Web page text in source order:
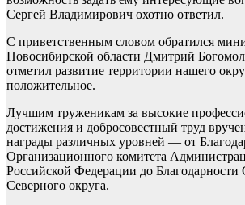
Сергей Владимирович охотно ответил.
С приветственным словом обратился
Новосибирской области Дмитрий
отметил развитие территории нашего
положительное.
Лучшим труженикам за высокие
достижения и добросовестный труд
награды различных уровней — от
Организационного комитета
Российской Федерации до Благодарности
Северного округа.